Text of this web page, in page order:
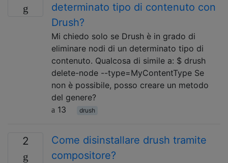
determinato tipo di contenuto con
Drush?
Mi chiedo solo se Drush è in grado di
eliminare nodi di un determinato tipo di
contenuto. Qualcosa di simile a: $ drush
delete-node --type=MyContentType Se
non è possibile, posso creare un metodo
del genere?
13
drush
2
Come disinstallare drush tramite
compositore?